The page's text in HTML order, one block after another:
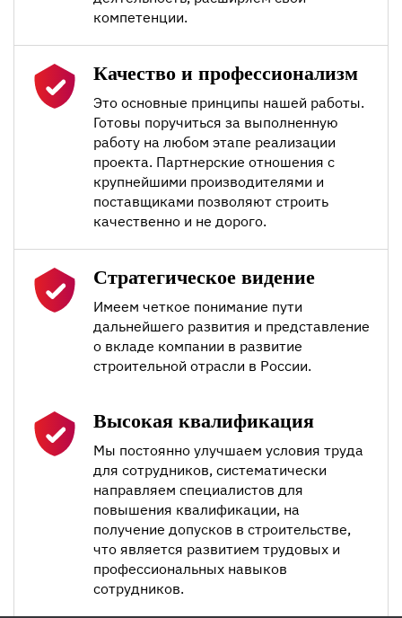
компетенции.
Качество и профессионализм
Это основные принципы нашей работы.
Готовы поручиться за выполненную
работу на любом этапе реализации
проекта. Партнерские отношения с
крупнейшими производителями и
поставщиками позволяют строить
качественно и не дорого.
Стратегическое видение
Имеем четкое понимание пути
дальнейшего развития и представление
о вкладе компании в развитие
строительной отрасли в России.
Высокая квалификация
Мы постоянно улучшаем условия труда
для сотрудников, систематически
направляем специалистов для
повышения квалификации, на
получение допусков в строительстве,
что является развитием трудовых и
профессиональных навыков
сотрудников.